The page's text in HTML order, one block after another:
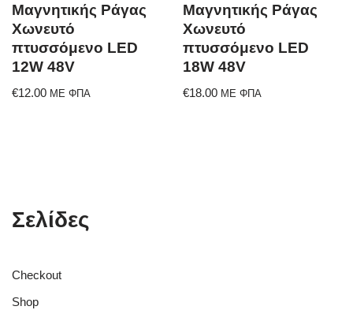
Μαγνητικής Ράγας
Χωνευτό
πτυσσόμενο LED
12W 48V
€12.00 ΜΕ ΦΠΑ
Μαγνητικής Ράγας
Χωνευτό
πτυσσόμενο LED
18W 48V
€18.00 ΜΕ ΦΠΑ
Σελίδες
Checkout
Shop